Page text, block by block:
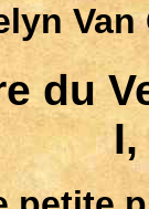
Van
du
I,